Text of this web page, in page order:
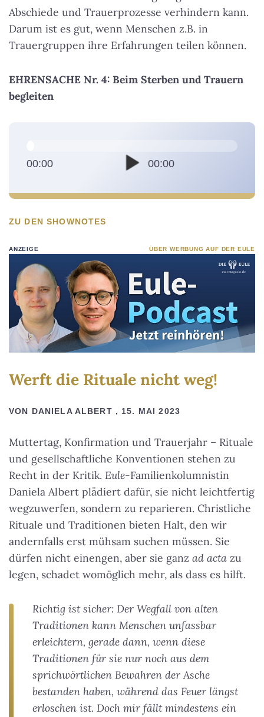
Abschiede und Trauerprozesse verhindern kann.
Darum ist es gut, wenn Menschen z.B. in
Trauergruppen ihre Erfahrungen teilen können.
EHRENSACHE Nr. 4: Beim Sterben und Trauern
begleiten
o
P
l
e
00:00 00:00
ZU DEN SHOWNOTES
ANZEIGE ÜBER WERBUNG AUF DER EULE
Werft die Rituale nicht weg!
VON DANIELA ALBERT , 15. MAI 2023
Muttertag, Konfirmation und Trauerjahr – Rituale
und gesellschaftliche Konventionen stehen zu
Recht in der Kritik. Eule-Familienkolumnistin
Daniela Albert plädiert dafür, sie nicht leichtfertig
wegzuwerfen, sondern zu reparieren. Christliche
Rituale und Traditionen bieten Halt, den wir
andernfalls erst mühsam suchen müssen. Sie
dürfen nicht einengen, aber sie ganz ad acta zu
legen, schadet womöglich mehr, als dass es hilft.
Richtig ist sicher: Der Wegfall von alten
Traditionen kann Menschen unfassbar
erleichtern, gerade dann, wenn diese
Traditionen für sie nur noch aus dem
sprichwörtlichen Bewahren der Asche
bestanden haben, während das Feuer längst
erloschen ist. Doch mir fällt mindestens ein